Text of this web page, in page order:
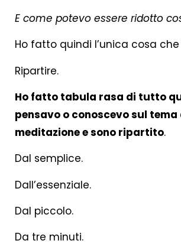
E come potevo essere ridotto
Ho fatto quindi l’unica cosa
Ripartire.
Ho fatto tabula rasa di tutto
pensavo o conoscevo sul tema
meditazione e sono ripartito.
Dal semplice.
Dall’essenziale.
Dal piccolo.
Da tre minuti.